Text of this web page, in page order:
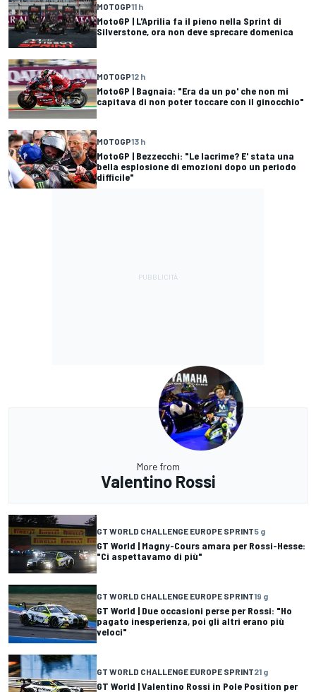
MOTOGP11 h
MotoGP | L'Aprilia fa il pieno nella Sprint di
Silverstone, ora non deve sprecare domenica
MOTOGP12 h
MotoGP | Bagnaia: "Era da un po' che non mi
capitava di non poter toccare con il ginocchio"
MOTOGP13 h
MotoGP | Bezzecchi: "Le lacrime? E' stata una
bella esplosione di emozioni dopo un periodo
difficile"
More from
Valentino Rossi
GT WORLD CHALLENGE EUROPE SPRINT5 g
GT World | Magny-Cours amara per Rossi-Hesse:
"Ci aspettavamo di più"
GT WORLD CHALLENGE EUROPE SPRINT19 g
GT World | Due occasioni perse per Rossi: "Ho
pagato inesperienza, poi gli altri erano più
veloci"
GT WORLD CHALLENGE EUROPE SPRINT21 g
GT World | Valentino Rossi in Pole Position per